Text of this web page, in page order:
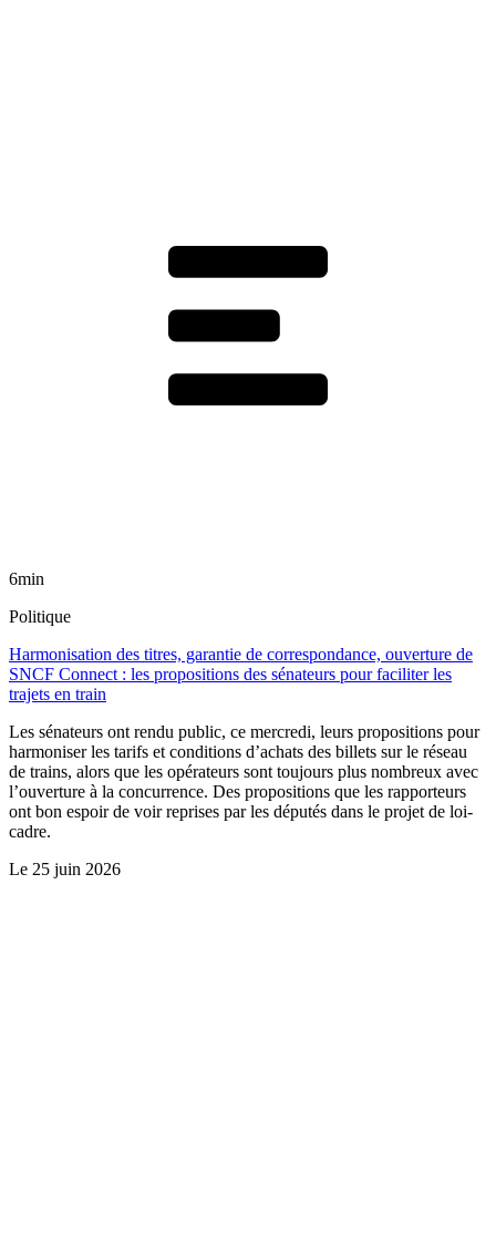
6min
Politique
Harmonisation des titres, garantie de correspondance, ouverture de
SNCF Connect : les propositions des sénateurs pour faciliter les
trajets en train
Les sénateurs ont rendu public, ce mercredi, leurs propositions pour
harmoniser les tarifs et conditions d’achats des billets sur le réseau
de trains, alors que les opérateurs sont toujours plus nombreux avec
l’ouverture à la concurrence. Des propositions que les rapporteurs
ont bon espoir de voir reprises par les députés dans le projet de loi-
cadre.
Le 25 juin 2026